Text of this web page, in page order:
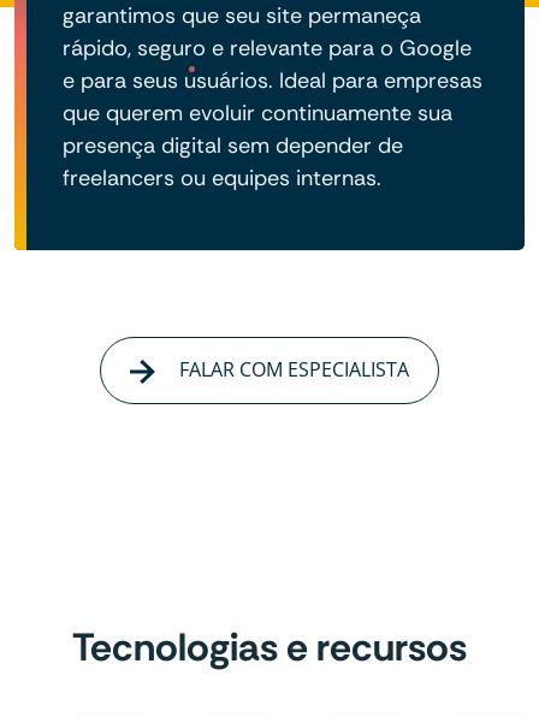
garantimos que seu site permaneça
rápido, seguro e relevante para o Google
e para seus usuários. Ideal para empresas
que querem evoluir continuamente sua
presença digital sem depender de
freelancers ou equipes internas.
FALAR COM ESPECIALISTA
Tecnologias e recursos